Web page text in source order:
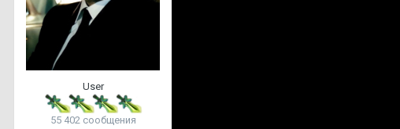
User
55 402 сообщения